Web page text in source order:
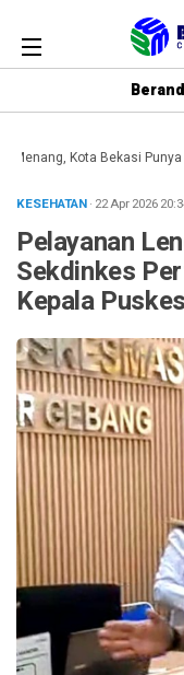
Kota Bekasi Punya
KESEHATAN· 22 Apr 2026
Pelayanan
Sekdinkes
Kepala